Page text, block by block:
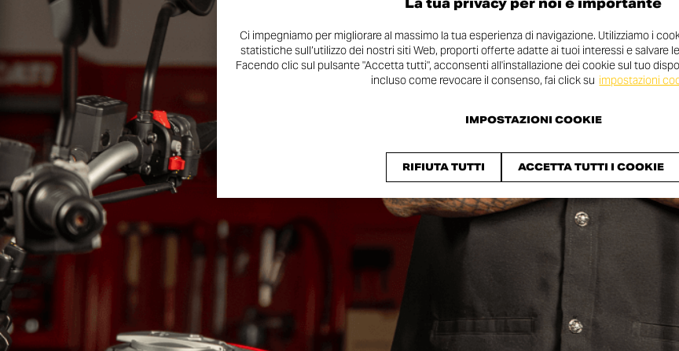
La tua privacy per noi è importante
Ci impegniamo per migliorare al massimo la tua esperienza di navigazione. Utilizziamo i
statistiche sull’utilizzo dei nostri siti Web, proporti offerte adatte ai tuoi interessi e salvare
Facendo clic sul pulsante "Accetta tutti", acconsenti all'installazione dei cookie sul tuo
incluso come revocare il consenso, fai click su impostazioni
RIFIUTA TUTTI ACCETTA TUTTI I COOKIE
IMPOSTAZIONI COOKIE